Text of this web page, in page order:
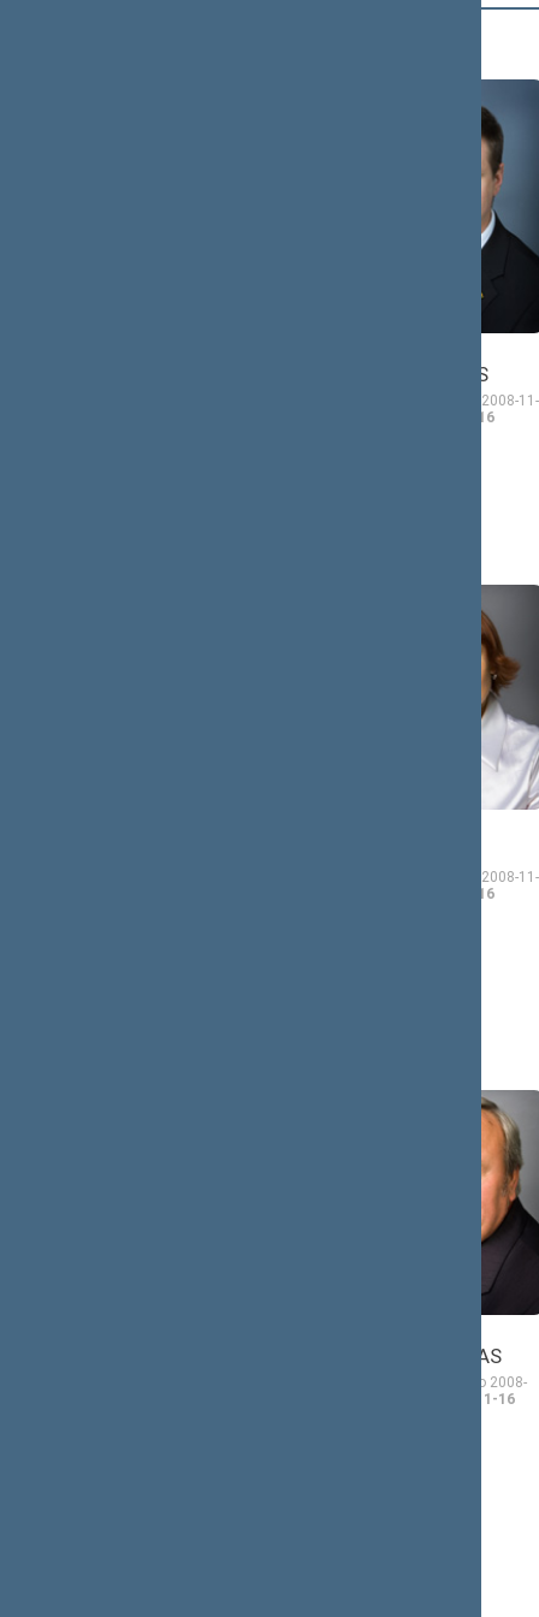
BACEVIČIUS
Seimo narė nuo 2008-11-
iki 2012-11-16
Seimo narė nuo 2008-11-
iki 2012-11-16
BRADAUSKAS
Seimo narys nuo 2008-
iki 2012-11-16